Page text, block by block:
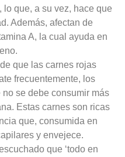
que, a su vez, hace que
Además, afectan de
A, la cual ayuda en
que las carnes rojas
frecuentemente, los
se debe consumir más
Estas carnes son ricas
que, consumida en
y envejece.
que ‘todo en